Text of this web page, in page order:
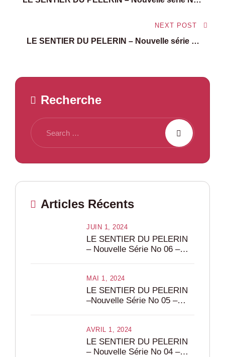
NEXT POST
LE SENTIER DU PELERIN – Nouvelle série No
Recherche
Articles Récents
LE SENTIER DU PELERIN
– Nouvelle Série No 06 –
JUIN 1, 2024
LE SENTIER DU PELERIN
–Nouvelle Série No 05 –
MAI 1, 2024
LE SENTIER DU PELERIN
– Nouvelle Série No 04 –
AVRIL 1, 2024